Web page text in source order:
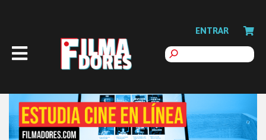
ENTRAR